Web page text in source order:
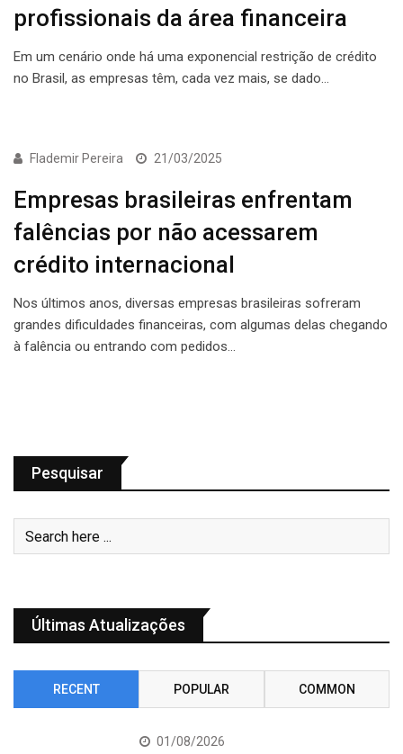
profissionais da área financeira
Em um cenário onde há uma exponencial restrição de crédito
no Brasil, as empresas têm, cada vez mais, se dado…
ECONOMIA
Flademir Pereira 21/03/2025
Empresas brasileiras enfrentam
falências por não acessarem
crédito internacional
Nos últimos anos, diversas empresas brasileiras sofreram
grandes dificuldades financeiras, com algumas delas chegando
à falência ou entrando com pedidos…
Pesquisar
Últimas Atualizações
RECENT POPULAR COMMON
01/08/2026